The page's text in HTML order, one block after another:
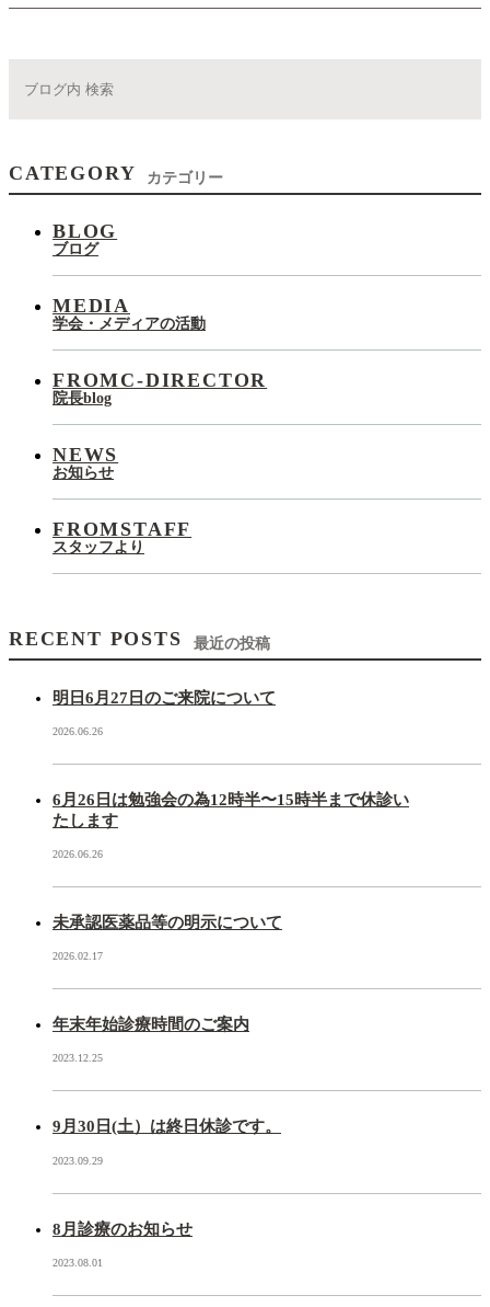
CATEGORY カテゴリー
BLOG
ブログ
MEDIA
学会・メディアの活動
FROMC-DIRECTOR
院長blog
NEWS
お知らせ
FROMSTAFF
スタッフより
RECENT POSTS 最近の投稿
明日6月27日のご来院について
2026.06.26
6月26日は勉強会の為12時半〜15時半まで休診い
たします
2026.06.26
未承認医薬品等の明示について
2026.02.17
年末年始診療時間のご案内
2023.12.25
9月30日(土）は終日休診です。
2023.09.29
8月診療のお知らせ
2023.08.01